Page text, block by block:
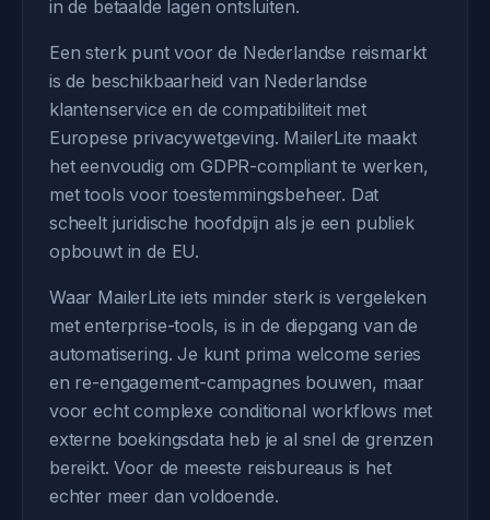
in de betaalde lagen ontsluiten.
Een sterk punt voor de Nederlandse reismarkt
is de beschikbaarheid van Nederlandse
klantenservice en de compatibiliteit met
Europese privacywetgeving. MailerLite maakt
het eenvoudig om GDPR-compliant te werken,
met tools voor toestemmingsbeheer. Dat
scheelt juridische hoofdpijn als je een publiek
opbouwt in de EU.
Waar MailerLite iets minder sterk is vergeleken
met enterprise-tools, is in de diepgang van de
automatisering. Je kunt prima welcome series
en re-engagement-campagnes bouwen, maar
voor echt complexe conditional workflows met
externe boekingsdata heb je al snel de grenzen
bereikt. Voor de meeste reisbureaus is het
echter meer dan voldoende.